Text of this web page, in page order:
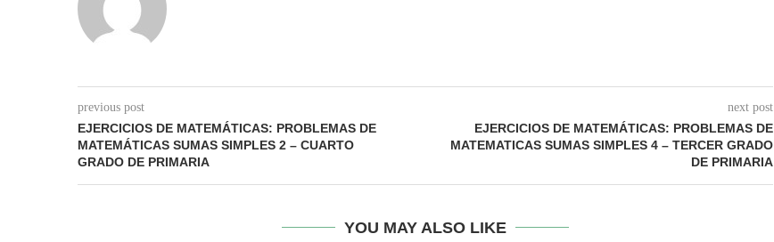
previous post
EJERCICIOS DE MATEMÁTICAS: PROBLEMAS DE
MATEMÁTICAS SUMAS SIMPLES 2 – CUARTO
GRADO DE PRIMARIA
next post
EJERCICIOS DE MATEMÁTICAS: PROBLEMAS DE
MATEMATICAS SUMAS SIMPLES 4 – TERCER GRADO
DE PRIMARIA
YOU MAY ALSO LIKE